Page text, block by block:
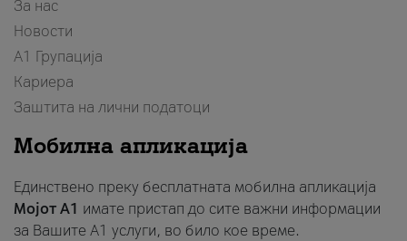
За нас
Новости
А1 Групација
Кариера
Заштита на лични податоци
Мобилна апликација
Единствено преку бесплатната мобилна апликација
Мојот A1 имате пристап до сите важни информации
за Вашите A1 услуги, во било кое време.